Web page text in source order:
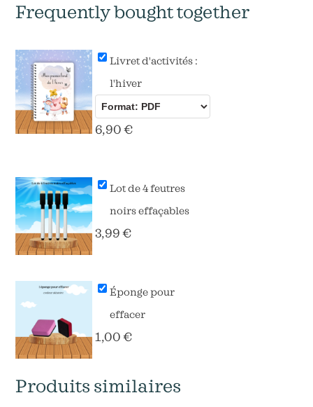
Frequently bought together
Livret d'activités :
l'hiver
6,90€
Lot de 4 feutres
noirs effaçables
3,99€
Éponge pour
effacer
1,00€
Produits similaires